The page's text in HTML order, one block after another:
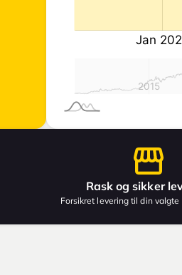
Rask og sikker
Forsikret levering til din valgte